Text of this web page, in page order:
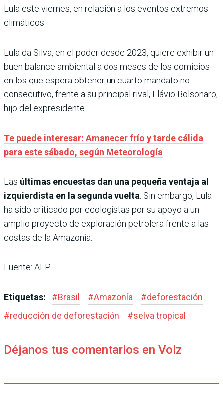
Lula este viernes, en relación a los eventos extremos
climáticos.
Lula da Silva, en el poder desde 2023, quiere exhibir un
buen balance ambiental a dos meses de los comicios
en los que espera obtener un cuarto mandato no
consecutivo, frente a su principal rival, Flávio Bolsonaro,
hijo del expresidente.
Te puede interesar: Amanecer frío y tarde cálida
para este sábado, según Meteorología
Las últimas encuestas dan una pequeña ventaja al
izquierdista en la segunda vuelta. Sin embargo, Lula
ha sido criticado por ecologistas por su apoyo a un
amplio proyecto de exploración petrolera frente a las
costas de la Amazonía.
Fuente: AFP
Etiquetas: #Brasil #Amazonía #deforestación
#reducción de deforestación #selva tropical
Déjanos tus comentarios en Voiz